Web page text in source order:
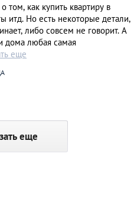
том, как купить квартиру в
итд. Но есть некоторые детали,
либо совсем не говорит. А
дома любая самая
еще
еще